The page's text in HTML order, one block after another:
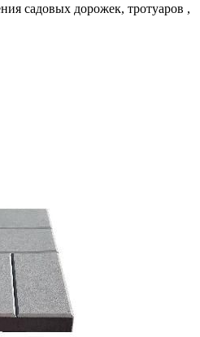
садовых дорожек, тротуаров ,